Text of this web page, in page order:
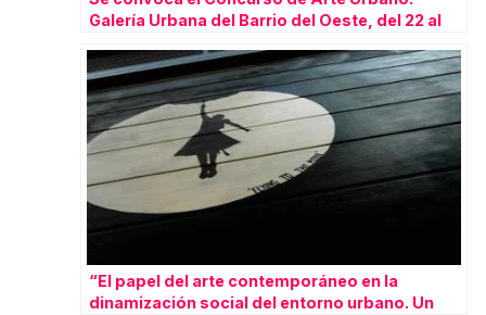
Galería Urbana del Barrio del Oeste, del 22 al
“El papel del arte contemporáneo en la
dinamización social del entorno urbano. Un